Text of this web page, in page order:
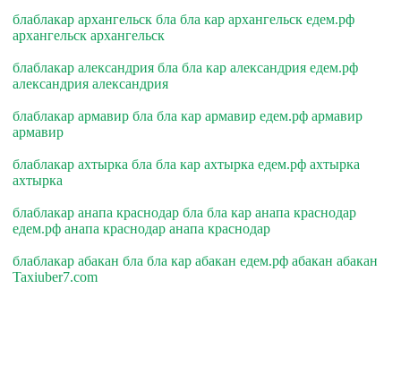
блаблакар архангельск бла бла кар архангельск едем.рф
архангельск архангельск
блаблакар александрия бла бла кар александрия едем.рф
александрия александрия
блаблакар армавир бла бла кар армавир едем.рф армавир
армавир
блаблакар ахтырка бла бла кар ахтырка едем.рф ахтырка
ахтырка
блаблакар анапа краснодар бла бла кар анапа краснодар
едем.рф анапа краснодар анапа краснодар
блаблакар абакан бла бла кар абакан едем.рф абакан абакан
Taxiuber7.com